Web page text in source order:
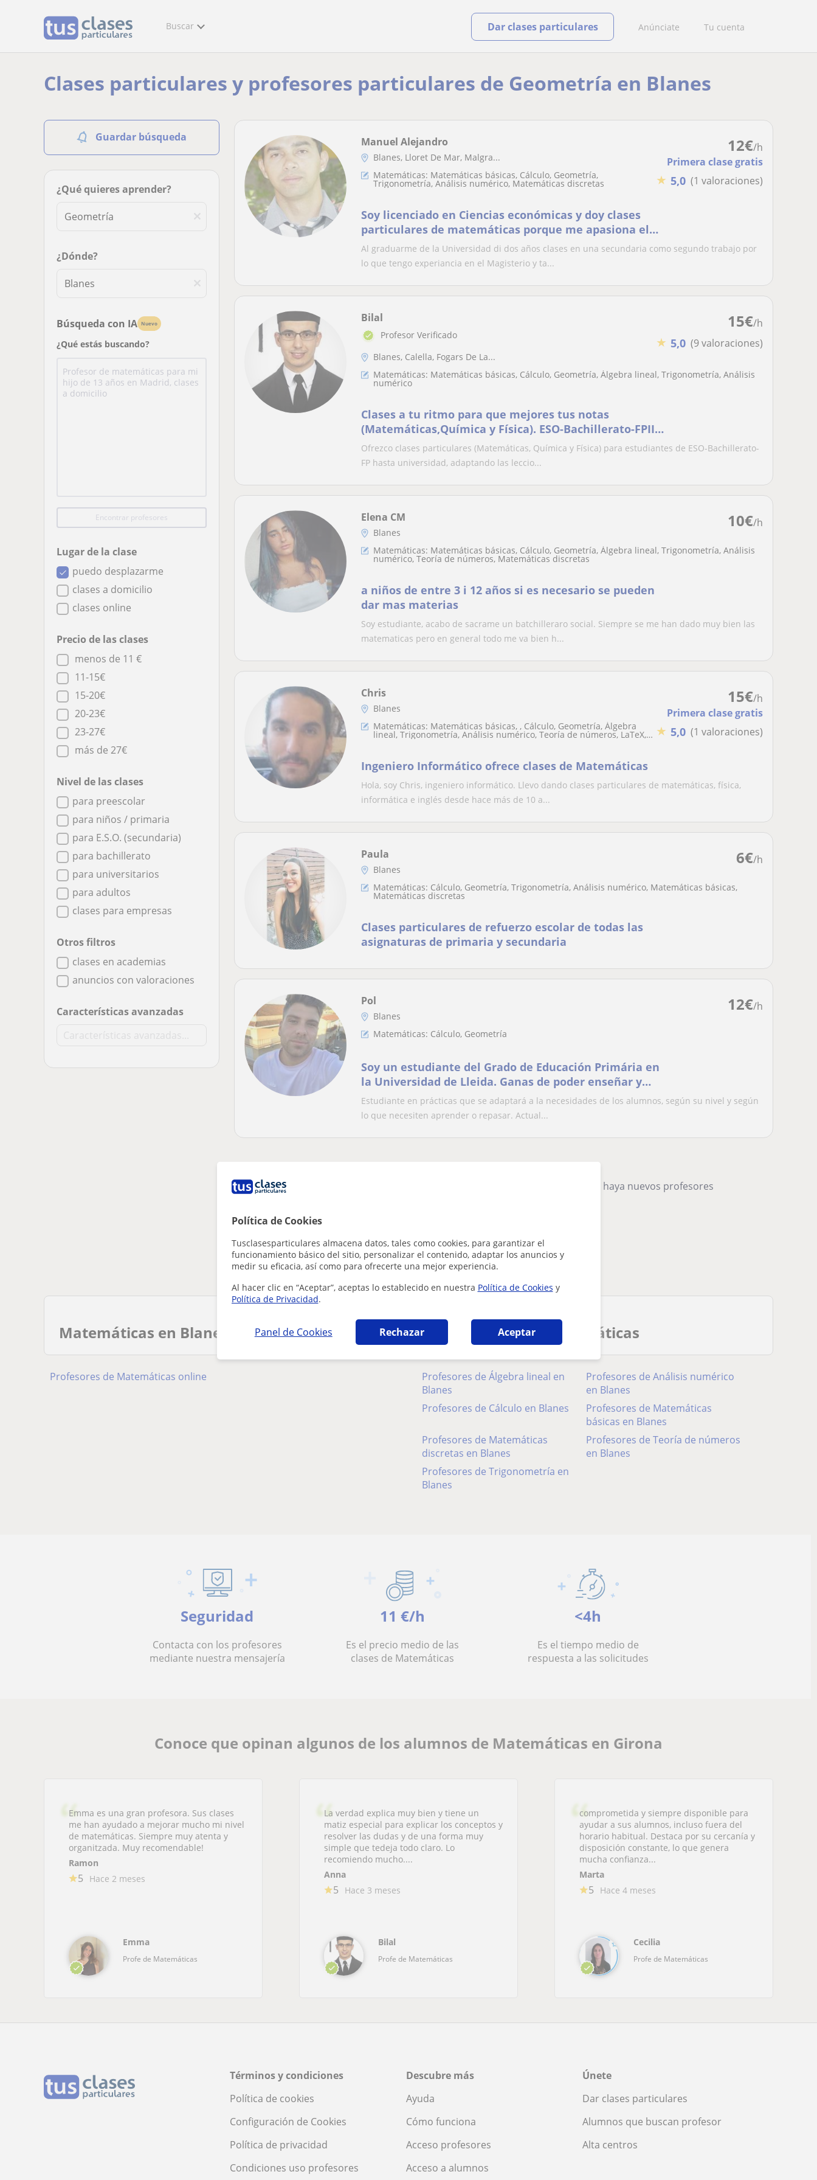
Política de Cookies
Tusclasesparticulares almacena datos, tales como cookies, para garantizar el
funcionamiento básico del sitio, personalizar el contenido, adaptar los anuncios y
medir su eficacia, así como para ofrecerte una mejor experiencia.
Al hacer clic en “Aceptar”, aceptas lo establecido en nuestra Política de Cookies y
Política de Privacidad.
Panel de Cookies Rechazar Aceptar
Buscar Anúnciate Tu cuenta
Dar clases particulares
Clases particulares y profesores particulares de Geometría en Blanes
Guardar búsqueda
¿Qué quieres aprender?
¿Dónde?
Búsqueda con IA Nuevo
¿Qué estás buscando?
Encontrar profesores
Lugar de la clase
puedo desplazarme
clases a domicilio
clases online
Precio de las clases
menos de 11 €
11-15€
15-20€
20-23€
23-27€
más de 27€
Nivel de las clases
para preescolar
para niños / primaria
para E.S.O. (secundaria)
para bachillerato
para universitarios
para adultos
clases para empresas
Otros filtros
clases en academias
anuncios con valoraciones
Características avanzadas
12€/h
Primera clase gratis
★ 5,0 (1 valoraciones)
Manuel Alejandro
Blanes, Lloret De Mar, Malgra...
Matemáticas: Matemáticas básicas, Cálculo, Geometría,
Trigonometría, Análisis numérico, Matemáticas discretas
Soy licenciado en Ciencias económicas y doy clases
particulares de matemáticas porque me apasiona el
Magisterio también
Al graduarme de la Universidad di dos años clases en una secundaria como segundo trabajo por
lo que tengo experiancia en el Magisterio y ta...
15€/h
★ 5,0 (9 valoraciones)
Bilal
Profesor Verificado
Blanes, Calella, Fogars De La...
Matemáticas: Matemáticas básicas, Cálculo, Geometría, Álgebra lineal, Trigonometría, Análisis
numérico
Clases a tu ritmo para que mejores tus notas
(Matemáticas,Química y Física). ESO-Bachillerato-FPII-
Universidad
Ofrezco clases particulares (Matemáticas, Química y Física) para estudiantes de ESO-Bachillerato-
FP hasta universidad, adaptando las leccio...
10€/h
Elena CM
Blanes
Matemáticas: Matemáticas básicas, Cálculo, Geometría, Álgebra lineal, Trigonometría, Análisis
numérico, Teoría de números, Matemáticas discretas
a niños de entre 3 i 12 años si es necesario se pueden
dar mas materias
Soy estudiante, acabo de sacrame un batchilleraro social. Siempre se me han dado muy bien las
matematicas pero en general todo me va bien h...
15€/h
Primera clase gratis
★ 5,0 (1 valoraciones)
Chris
Blanes
Matemáticas: Matemáticas básicas, , Cálculo, Geometría, Álgebra
lineal, Trigonometría, Análisis numérico, Teoría de números, LaTeX,
Matemáticas discretas
Ingeniero Informático ofrece clases de Matemáticas
Hola, soy Chris, ingeniero informático. Llevo dando clases particulares de matemáticas, física,
informática e inglés desde hace más de 10 a...
6€/h
Paula
Blanes
Matemáticas: Cálculo, Geometría, Trigonometría, Análisis numérico, Matemáticas básicas,
Matemáticas discretas
Clases particulares de refuerzo escolar de todas las
asignaturas de primaria y secundaria
12€/h
Pol
Blanes
Matemáticas: Cálculo, Geometría
Soy un estudiante del Grado de Educación Primária en
la Universidad de Lleida. Ganas de poder enseñar y
aplicar los conocimientos que estoy aprendiendo
Estudiante en prácticas que se adaptará a la necesidades de los alumnos, según su nivel y según
lo que necesiten aprender o repasar. Actual...
Ajusta tu búsqueda para ver más resultados o guárdala y te avisaremos cuando haya nuevos profesores
Matemáticas en Blanes
Profesores de Matemáticas online
Asignaturas de Matemáticas
Profesores de Álgebra lineal en
Blanes
Profesores de Análisis numérico
en Blanes
Profesores de Cálculo en Blanes
Profesores de Matemáticas
básicas en Blanes
Profesores de Matemáticas
discretas en Blanes
Profesores de Teoría de números
en Blanes
Profesores de Trigonometría en
Blanes
Seguridad
Contacta con los profesores
mediante nuestra mensajería
11 €/h
Es el precio medio de las
clases de Matemáticas
<4h
Es el tiempo medio de
respuesta a las solicitudes
Conoce que opinan algunos de los alumnos de Matemáticas en Girona
Emma es una gran profesora. Sus clases
me han ayudado a mejorar mucho mi nivel
de matemáticas. Siempre muy atenta y
organitzada. Muy recomendable!
Ramon
5 Hace 2 meses
Emma
Profe de Matemáticas
La verdad explica muy bien y tiene un
matiz especial para explicar los conceptos y
resolver las dudas y de una forma muy
simple que tedeja todo claro. Lo
recomiendo mucho....
Anna
5 Hace 3 meses
Bilal
Profe de Matemáticas
comprometida y siempre disponible para
ayudar a sus alumnos, incluso fuera del
horario habitual. Destaca por su cercanía y
disposición constante, lo que genera
mucha confianza...
Marta
5 Hace 4 meses
Cecilia
Profe de Matemáticas
Términos y condiciones
Política de cookies
Configuración de Cookies
Política de privacidad
Condiciones uso profesores
Descubre más
Ayuda
Cómo funciona
Acceso profesores
Acceso a alumnos
Únete
Dar clases particulares
Alumnos que buscan profesor
Alta centros